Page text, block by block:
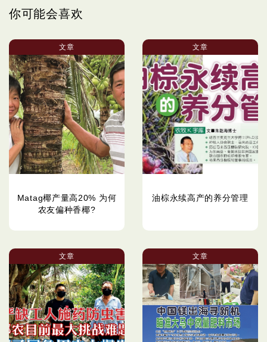
你可能会喜欢
文章
Matag椰产量高20% 为何
农友偏种香椰?
文章
油棕永续高产的养分管理
文章 文章